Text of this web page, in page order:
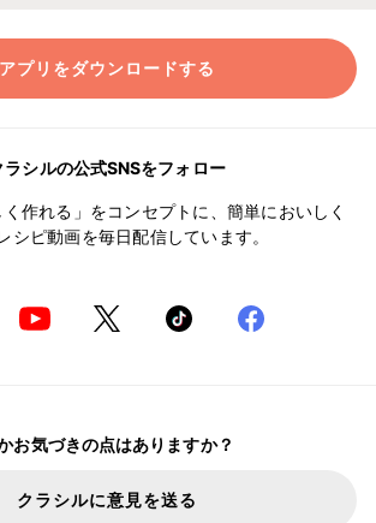
アプリをダウンロードする
ラシルの公式SNSをフォロー
く作れる」をコンセプトに、簡単においしく
シピ動画を毎日配信しています。
お気づきの点はありますか？
クラシルに意見を送る